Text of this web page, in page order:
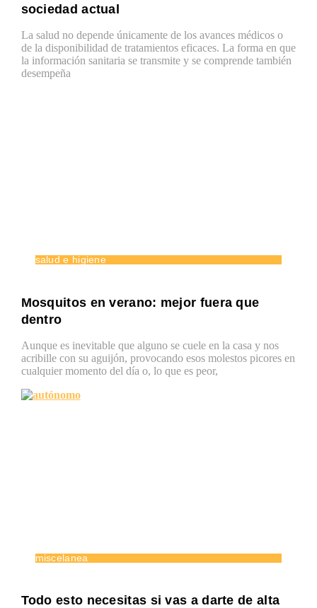
sociedad actual
La salud no depende únicamente de los avances médicos o
de la disponibilidad de tratamientos eficaces. La forma en que
la información sanitaria se transmite y se comprende también
desempeña
salud e higiene
Mosquitos en verano: mejor fuera que
dentro
Aunque es inevitable que alguno se cuele en la casa y nos
acribille con su aguijón, provocando esos molestos picores en
cualquier momento del día o, lo que es peor,
miscelanea
Todo esto necesitas si vas a darte de alta